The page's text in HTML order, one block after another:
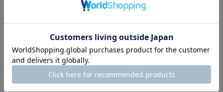
オンラインストアで商品が売切れの際は
※『再入荷お知らせ』ボタンから再入荷時にメールでお知らせで